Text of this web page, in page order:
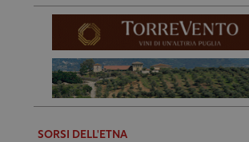
SORSI DELL'ETNA